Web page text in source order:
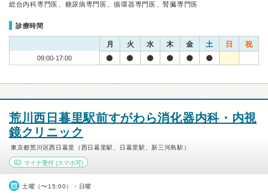
総合内科専門医、糖尿病専門医、循環器専門医、腎臓専門医
診療時間
月 火 水 木 金 土 日 祝
09:00-17:00
荒川西日暮里駅前すがわら消化器内科・内視
鏡クリニック
東京都荒川区西日暮里（西日暮里駅、日暮里駅、新三河島駅）
マイナ受付 (スマホ可)
土曜（〜15:00）・日曜